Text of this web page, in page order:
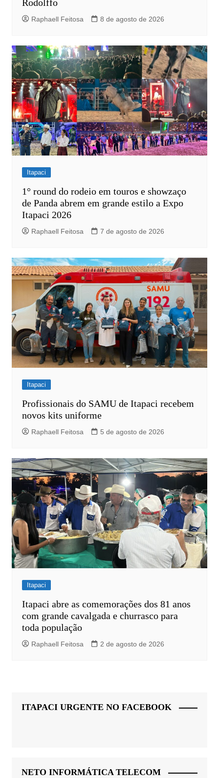
Rodolffo
Raphaell Feitosa 8 de agosto de 2026
Itapaci
1° round do rodeio em touros e showzaço
de Panda abrem em grande estilo a Expo
Itapaci 2026
Raphaell Feitosa 7 de agosto de 2026
Itapaci
Profissionais do SAMU de Itapaci recebem
novos kits uniforme
Raphaell Feitosa 5 de agosto de 2026
Itapaci
Itapaci abre as comemorações dos 81 anos
com grande cavalgada e churrasco para
toda população
Raphaell Feitosa 2 de agosto de 2026
ITAPACI URGENTE NO FACEBOOK
NETO INFORMÁTICA TELECOM